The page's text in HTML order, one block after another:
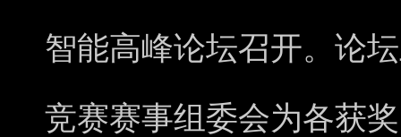
智能高峰论坛召开。论
竞赛赛事组委会为各获